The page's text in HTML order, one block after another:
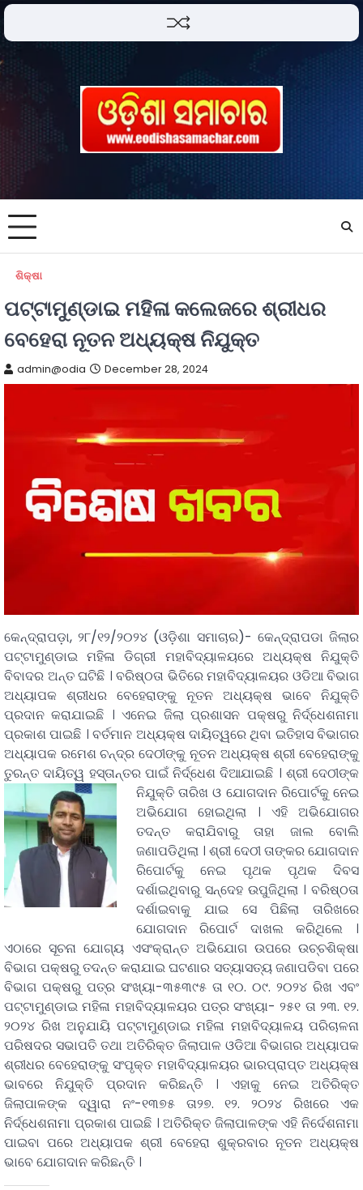
ଶିକ୍ଷା
ପଟ୍ଟାମୁଣ୍ଡାଇ ମହିଳା କଲେଜରେ ଶ୍ରୀଧର
ବେହେରା ନୂତନ ଅଧ୍ୟକ୍ଷ ନିଯୁକ୍ତ
admin@odia December 28, 2024
କେନ୍ଦ୍ରାପଡ଼ା, ୨୮/୧୨/୨୦୨୪ (ଓଡ଼ିଶା ସମାଚାର)- କେନ୍ଦ୍ରାପଡା ଜିଲାର
ପଟ୍ଟାମୁଣ୍ଡାଇ ମହିଳା ଡିଗ୍ରୀ ମହାବିଦ୍ୟାଳୟରେ ଅଧ୍ୟକ୍ଷ ନିଯୁକ୍ତି
ବିବାଦର ଅନ୍ତ ଘଟିଛି । ବରିଷ୍ଠତା ଭିତିରେ ମହାବିଦ୍ୟାଳୟର ଓଡିଆ ବିଭାଗ
ଅଧ୍ୟାପକ ଶ୍ରୀଧର ବେହେରାଙ୍କୁ ନୂତନ ଅଧ୍ୟକ୍ଷ ଭାବେ ନିଯୁକ୍ତି
ପ୍ରଦାନ କରାଯାଇଛି । ଏନେଇ ଜିଲା ପ୍ରଶାସନ ପକ୍ଷରୁ ନିର୍ଦ୍ଧେଶନାମା
ପ୍ରକାଶ ପାଇଛି । ବର୍ତମାନ ଅଧ୍ୟକ୍ଷ ଦାୟିତ୍ୱରେ ଥିବା ଇତିହାସ ବିଭାଗର
ଅଧ୍ୟାପକ ରମେଶ ଚନ୍ଦ୍ର ଦେଠୀଙ୍କୁ ନୂତନ ଅଧ୍ୟକ୍ଷ ଶ୍ରୀ ବେହେରାଙ୍କୁ
ତୁରନ୍ତ ଦାୟିତ୍ୱ ହସ୍ତାନ୍ତର ପାଇଁ ନିର୍ଦ୍ଧେଶ ଦିଆଯାଇଛି । ଶ୍ରୀ ଦେଠୀଙ୍କ
ନିଯୁକ୍ତି ତାରିଖ ଓ ଯୋଗଦାନ ରିପୋର୍ଟକୁ ନେଇ
ଅଭିଯୋଗ ହୋଇଥିଲା । ଏହି ଅଭିଯୋଗର
ତଦନ୍ତ କରାଯିବାରୁ ତାହା ଜାଲ ବୋଲି
ଜଣାପଡିଥିଲା । ଶ୍ରୀ ଦେଠୀ ତାଙ୍କର ଯୋଗଦାନ
ରିପୋର୍ଟକୁ ନେଇ ପୃଥକ ପୃଥକ ଦିବସ
ଦର୍ଶାଇଥିବାରୁ ସନ୍ଦେହ ଉପୁଜିଥିଲା । ବରିଷ୍ଠତା
ଦର୍ଶାଇବାକୁ ଯାଇ ସେ ପିଛିଲା ତାରିଖରେ
ଯୋଗଦାନ ରିପୋର୍ଟ ଦାଖଲ କରିଥିଲେ ।
ଏଠାରେ ସୂଚନା ଯୋଗ୍ୟ ଏସଂକ୍ରାନ୍ତ ଅଭିଯୋଗ ଉପରେ ଉଚ୍ଚଶିକ୍ଷା
ବିଭାଗ ପକ୍ଷରୁ ତଦନ୍ତ କରାଯାଇ ଘଟଣାର ସତ୍ୟାସତ୍ୟ ଜଣାପଡିବା ପରେ
ବିଭାଗ ପକ୍ଷରୁ ପତ୍ର ସଂଖ୍ୟା-୩୫୩୯୫ ତା ୧୦. ୦୯. ୨୦୨୪ ରିଖ ଏବଂ
ପଟ୍ଟାମୁଣ୍ଡାଇ ମହିଳା ମହାବିଦ୍ୟାଳୟର ପତ୍ର ସଂଖ୍ୟା- ୨୫୧ ତା ୨୩. ୧୨.
୨୦୨୪ ରିଖ ଅନୁଯାୟି ପଟ୍ଟାମୁଣ୍ଡାଇ ମହିଳା ମହାବିଦ୍ୟାଳୟ ପରିଚାଳନା
ପରିଷଦର ସଭାପତି ତଥା ଅତିରିକ୍ତ ଜିଲାପାଳ ଓଡିଆ ବିଭାଗର ଅଧ୍ୟାପକ
ଶ୍ରୀଧର ବେହେରାଙ୍କୁ ସଂପୃକ୍ତ ମହାବିଦ୍ୟାଳୟର ଭାରପ୍ରାପ୍ତ ଅଧ୍ୟକ୍ଷ
ଭାବରେ ନିଯୁକ୍ତି ପ୍ରଦାନ କରିଛନ୍ତି । ଏହାକୁ ନେଇ ଅତିରିକ୍ତ
ଜିଲାପାଳଙ୍କ ଦ୍ୱାରା ନଂ-୧୩୭୫ ତା୨୭. ୧୨. ୨୦୨୪ ରିଖରେ ଏକ
ନିର୍ଦ୍ଧେଶନାମା ପ୍ରକାଶ ପାଇଛି । ଅତିରିକ୍ତ ଜିଲାପାଳଙ୍କ ଏହି ନିର୍ଦେଶନାମା
ପାଇବା ପରେ ଅଧ୍ୟାପକ ଶ୍ରୀ ବେହେରା ଶୁକ୍ରବାର ନୂତନ ଅଧ୍ୟକ୍ଷ
ଭାବେ ଯୋଗଦାନ କରିଛନ୍ତି ।